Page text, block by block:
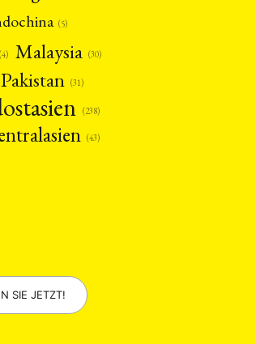
(5)
(4) Malaysia (30)
Pakistan (31)
(238)
(43)
SIE JETZT!